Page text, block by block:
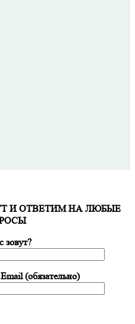
И ОТВЕТИМ НА ЛЮБЫЕ
зовут?
(обязательно)